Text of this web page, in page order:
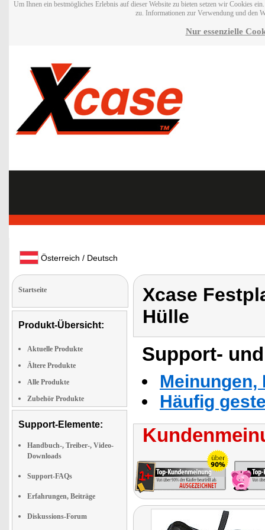
Um Ihnen ein bestmögliches Erlebnis auf dieser Website zu bieten setzen wir Cookies
zu. Informationen zur Verwendung und den
Nur essenzielle
Österreich / Deutsch
Startseite
Produkt-Übersicht:
Aktuelle Produkte
Ältere Produkte
Alle Produkte
Zubehör Produkte
Support-Elemente:
Handbuch-, Treiber-, Video-
Downloads
Support-FAQs
Erfahrungen, Beiträge
Diskussions-Forum
Xcase
Hülle
Support-
Häufig